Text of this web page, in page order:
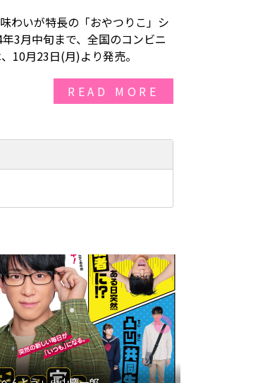
わいが特長の「おやつりこ」シ
3月中旬まで、全国のコンビニ
10月23日(月)より発売。
READ MORE